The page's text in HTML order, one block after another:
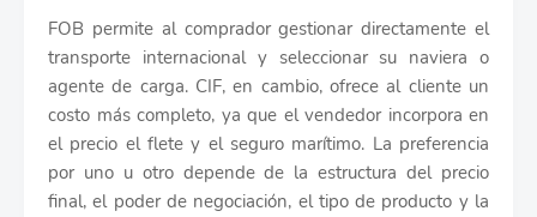
FOB permite al comprador gestionar directamente el
transporte internacional y seleccionar su naviera o
agente de carga. CIF, en cambio, ofrece al cliente un
costo más completo, ya que el vendedor incorpora en
el precio el flete y el seguro marítimo. La preferencia
por uno u otro depende de la estructura del precio
final, el poder de negociación, el tipo de producto y la